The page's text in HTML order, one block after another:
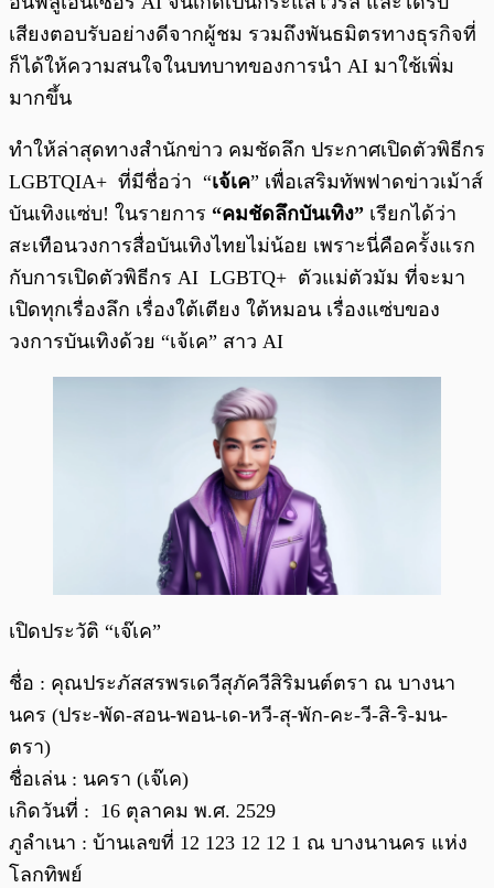
เสียงตอบรับอย่างดีจากผู้ชม รวมถึงพันธมิตรทางธุรกิจที่
ก็ได้ให้ความสนใจในบทบาทของการนำ AI มาใช้เพิ่ม
มากขึ้น
ทำให้ล่าสุดทางสำนักข่าว คมชัดลึก ประกาศเปิดตัวพิธีกร
LGBTQIA+ ที่มีชื่อว่า “เจ้เค” เพื่อเสริมทัพฟาดข่าวเม้าส์
บันเทิงแซ่บ! ในรายการ “คมชัดลึกบันเทิง” เรียกได้ว่า
สะเทือนวงการสื่อบันเทิงไทยไม่น้อย เพราะนี่คือครั้งแรก
กับการเปิดตัวพิธีกร AI LGBTQ+ ตัวแม่ตัวมัม ที่จะมา
เปิดทุกเรื่องลึก เรื่องใต้เตียง ใต้หมอน เรื่องแซ่บของ
วงการบันเทิงด้วย “เจ้เค” สาว AI
เปิดประวัติ “เจ๊เค”
ชื่อ : คุณประภัสสรพรเดวีสุภัควีสิริมนต์ตรา ณ บางนา
นคร (ประ-พัด-สอน-พอน-เด-หวี-สุ-พัก-คะ-วี-สิ-ริ-มน-
ตรา)
ชื่อเล่น : นครา (เจ๊เค)
เกิดวันที่ : 16 ตุลาคม พ.ศ. 2529
ภูลำเนา : บ้านเลขที่ 12 123 12 12 1 ณ บางนานคร แห่ง
โลกทิพย์